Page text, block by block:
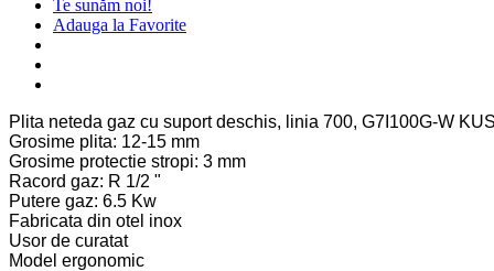
Te sunăm noi!
Adauga la Favorite
Plita neteda gaz cu suport deschis, linia 700, G7I100G-W
Grosime plita: 12-15 mm
Grosime protectie stropi: 3 mm
Racord gaz: R 1/2 "
Putere gaz: 6.5 Kw
Fabricata din otel inox
Usor de curatat
Model ergonomic